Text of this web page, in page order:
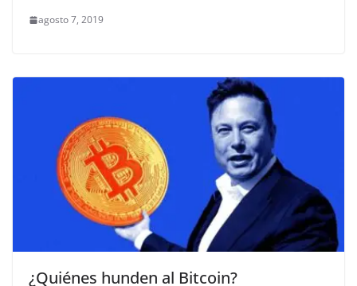
agosto 7, 2019
¿Quiénes hunden al Bitcoin?